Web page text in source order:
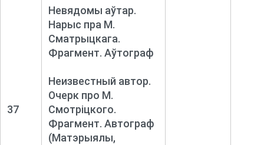
37
Невядомы аўтар.
Нарыс пра М.
Сматрыцкага.
Фрагмент. Аўтограф
Неизвестный автор.
Очерк про М.
Смотріцкого.
Фрагмент. Автограф
(Матэрыялы,